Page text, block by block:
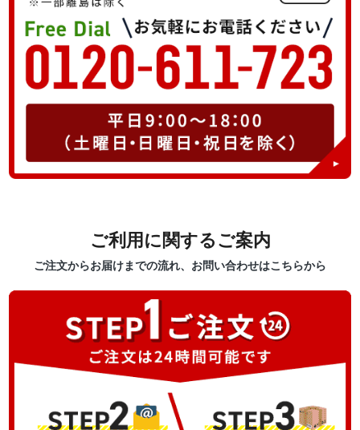
ご利用に関するご案内
ご注文からお届けまでの流れ、お問い合わせはこちらから